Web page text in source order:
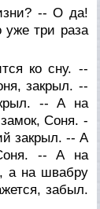
-- О да!
три раза
ко сну. --
закрыл. --
-- А на
Соня. -
закрыл. -- А
-- А на
а на швабру
забыл.